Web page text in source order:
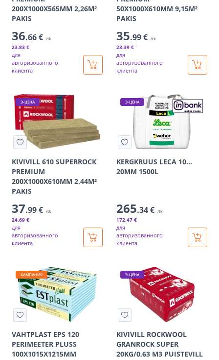
200X1000X565MM 2,26M²
PAKIS
36.66 € /tk
23.83 €
для
авторизованного
клиента
50X1000X610MM 9,15M²
PAKIS
35.99 € /tk
23.39 €
для
авторизованного
клиента
Э-ЦЕНА
KIVIVILL 610 SUPERROCK
PREMIUM
200X1000X610MM 2,44M²
PAKIS
37.99 € /tk
24.69 €
для
авторизованного
клиента
Э-ЦЕНА
KERGKRUUS LECA 10…
20MM 1500L
265.34 € /tk
172.47 €
для
авторизованного
клиента
КАМПАНИЯ
VAHTPLAST EPS 120
PERIMEETER PLUSS
100X1015X1215MM
Э-ЦЕНА
KIVIVILL ROCKWOOL
GRANROCK SUPER
20KG/0,63 M3 PUISTEVILL